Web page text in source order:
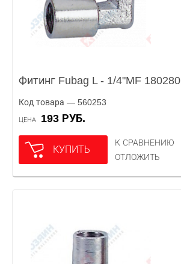
Фитинг Fubag L - 1/4"MF 180280
Код товара — 560253
ЦЕНА 193 РУБ.
КУПИТЬ
К СРАВНЕНИЮ
ОТЛОЖИТЬ